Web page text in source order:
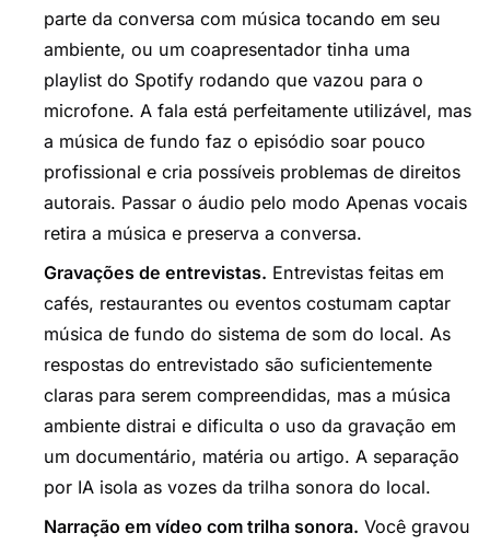
parte da conversa com música tocando em seu
ambiente, ou um coapresentador tinha uma
playlist do Spotify rodando que vazou para o
microfone. A fala está perfeitamente utilizável, mas
a música de fundo faz o episódio soar pouco
profissional e cria possíveis problemas de direitos
autorais. Passar o áudio pelo modo Apenas vocais
retira a música e preserva a conversa.
Gravações de entrevistas. Entrevistas feitas em
cafés, restaurantes ou eventos costumam captar
música de fundo do sistema de som do local. As
respostas do entrevistado são suficientemente
claras para serem compreendidas, mas a música
ambiente distrai e dificulta o uso da gravação em
um documentário, matéria ou artigo. A separação
por IA isola as vozes da trilha sonora do local.
Narração em vídeo com trilha sonora. Você gravou